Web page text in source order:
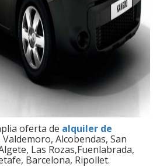
oferta de alquiler de
Valdemoro, Alcobendas, San
Las Rozas,Fuenlabrada,
Barcelona, Ripollet.